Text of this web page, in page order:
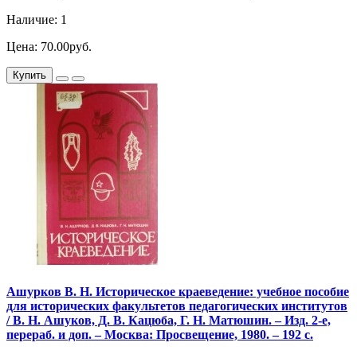
Наличие: 1
Цена: 70.00руб.
Купить
Ашурков В. Н. Историческое краеведение: учебное пособие
для исторических факультетов педагогических институтов
/ В. Н. Ашуков, Д. В. Кацюба, Г. Н. Матюшин. – Изд. 2-е,
перераб. и доп. – Москва: Просвещение, 1980. – 192 с.